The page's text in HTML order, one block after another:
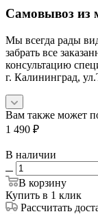
Самовывоз из
Мы всегда рады
забрать все
консультацию
г. Калининград,
Вам также может
1 490 ₽
В наличии
В корзину
Купить в 1 клик
Рассчитать